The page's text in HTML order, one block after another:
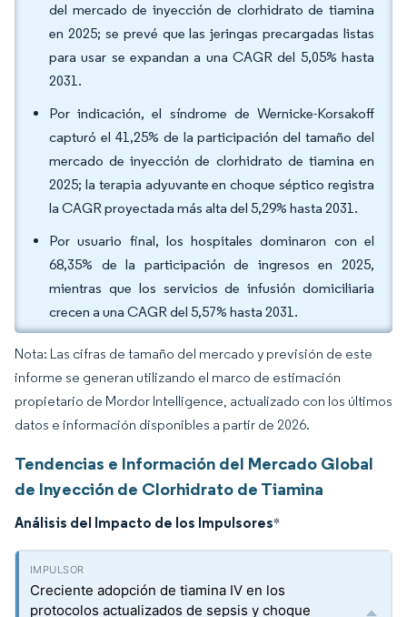
del mercado de inyección de clorhidrato de tiamina
en 2025; se prevé que las jeringas precargadas listas
para usar se expandan a una CAGR del 5,05% hasta
2031.
Por indicación, el síndrome de Wernicke-Korsakoff
capturó el 41,25% de la participación del tamaño del
mercado de inyección de clorhidrato de tiamina en
2025; la terapia adyuvante en choque séptico registra
la CAGR proyectada más alta del 5,29% hasta 2031.
Por usuario final, los hospitales dominaron con el
68,35% de la participación de ingresos en 2025,
mientras que los servicios de infusión domiciliaria
crecen a una CAGR del 5,57% hasta 2031.
Nota: Las cifras de tamaño del mercado y previsión de este
informe se generan utilizando el marco de estimación
propietario de Mordor Intelligence, actualizado con los últimos
datos e información disponibles a partir de 2026.
Tendencias e Información del Mercado Global
de Inyección de Clorhidrato de Tiamina
Análisis del Impacto de los Impulsores*
Creciente adopción de tiamina IV en los
protocolos actualizados de sepsis y choque